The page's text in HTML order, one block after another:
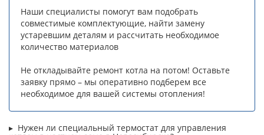
Наши специалисты помогут вам подобрать
совместимые комплектующие, найти замену
устаревшим деталям и рассчитать необходимое
количество материалов
Не откладывайте ремонт котла на потом! Оставьте
заявку прямо – мы оперативно подберем все
необходимое для вашей системы отопления!
Нужен ли специальный термостат для управления